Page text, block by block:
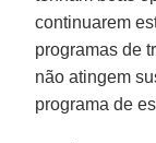
continuarem
programas de
não atingem
programa de